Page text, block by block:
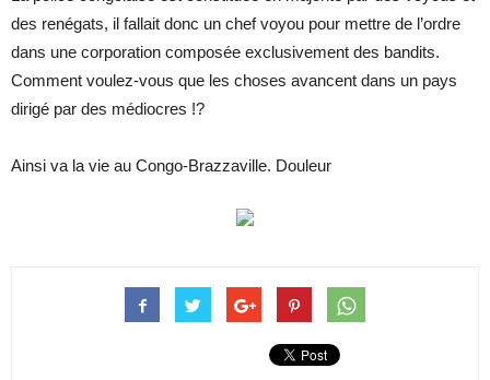
des renégats, il fallait donc un chef voyou pour mettre de l’ordre
dans une corporation composée exclusivement des bandits.
Comment voulez-vous que les choses avancent dans un pays
dirigé par des médiocres !?
Ainsi va la vie au Congo-Brazzaville. Douleur